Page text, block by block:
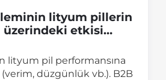
lityum pillerin
üzerindeki etkisi
lityum pil performansına
düzgünlük vb.). B2B